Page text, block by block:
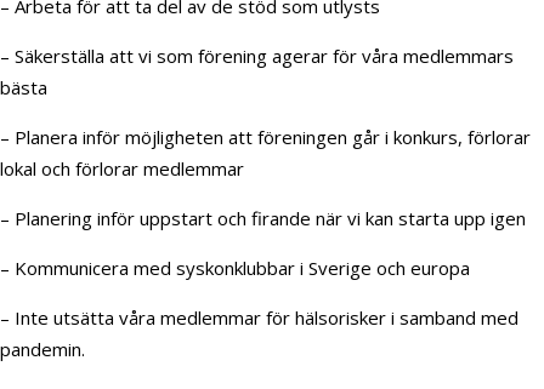
– Arbeta för att ta del av de stöd som utlysts
– Säkerställa att vi som förening agerar för våra medlemmars
bästa
– Planera inför möjligheten att föreningen går i konkurs, förlorar
lokal och förlorar medlemmar
– Planering inför uppstart och firande när vi kan starta upp igen
– Kommunicera med syskonklubbar i Sverige och europa
– Inte utsätta våra medlemmar för hälsorisker i samband med
pandemin.